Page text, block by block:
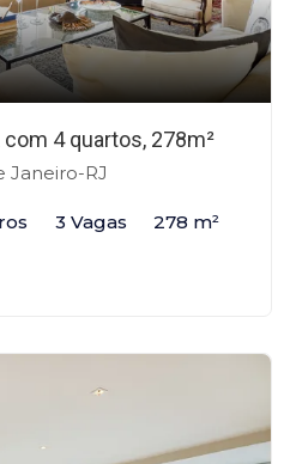
4 quartos, 278m²
Janeiro-RJ
3 Vagas 278 m²